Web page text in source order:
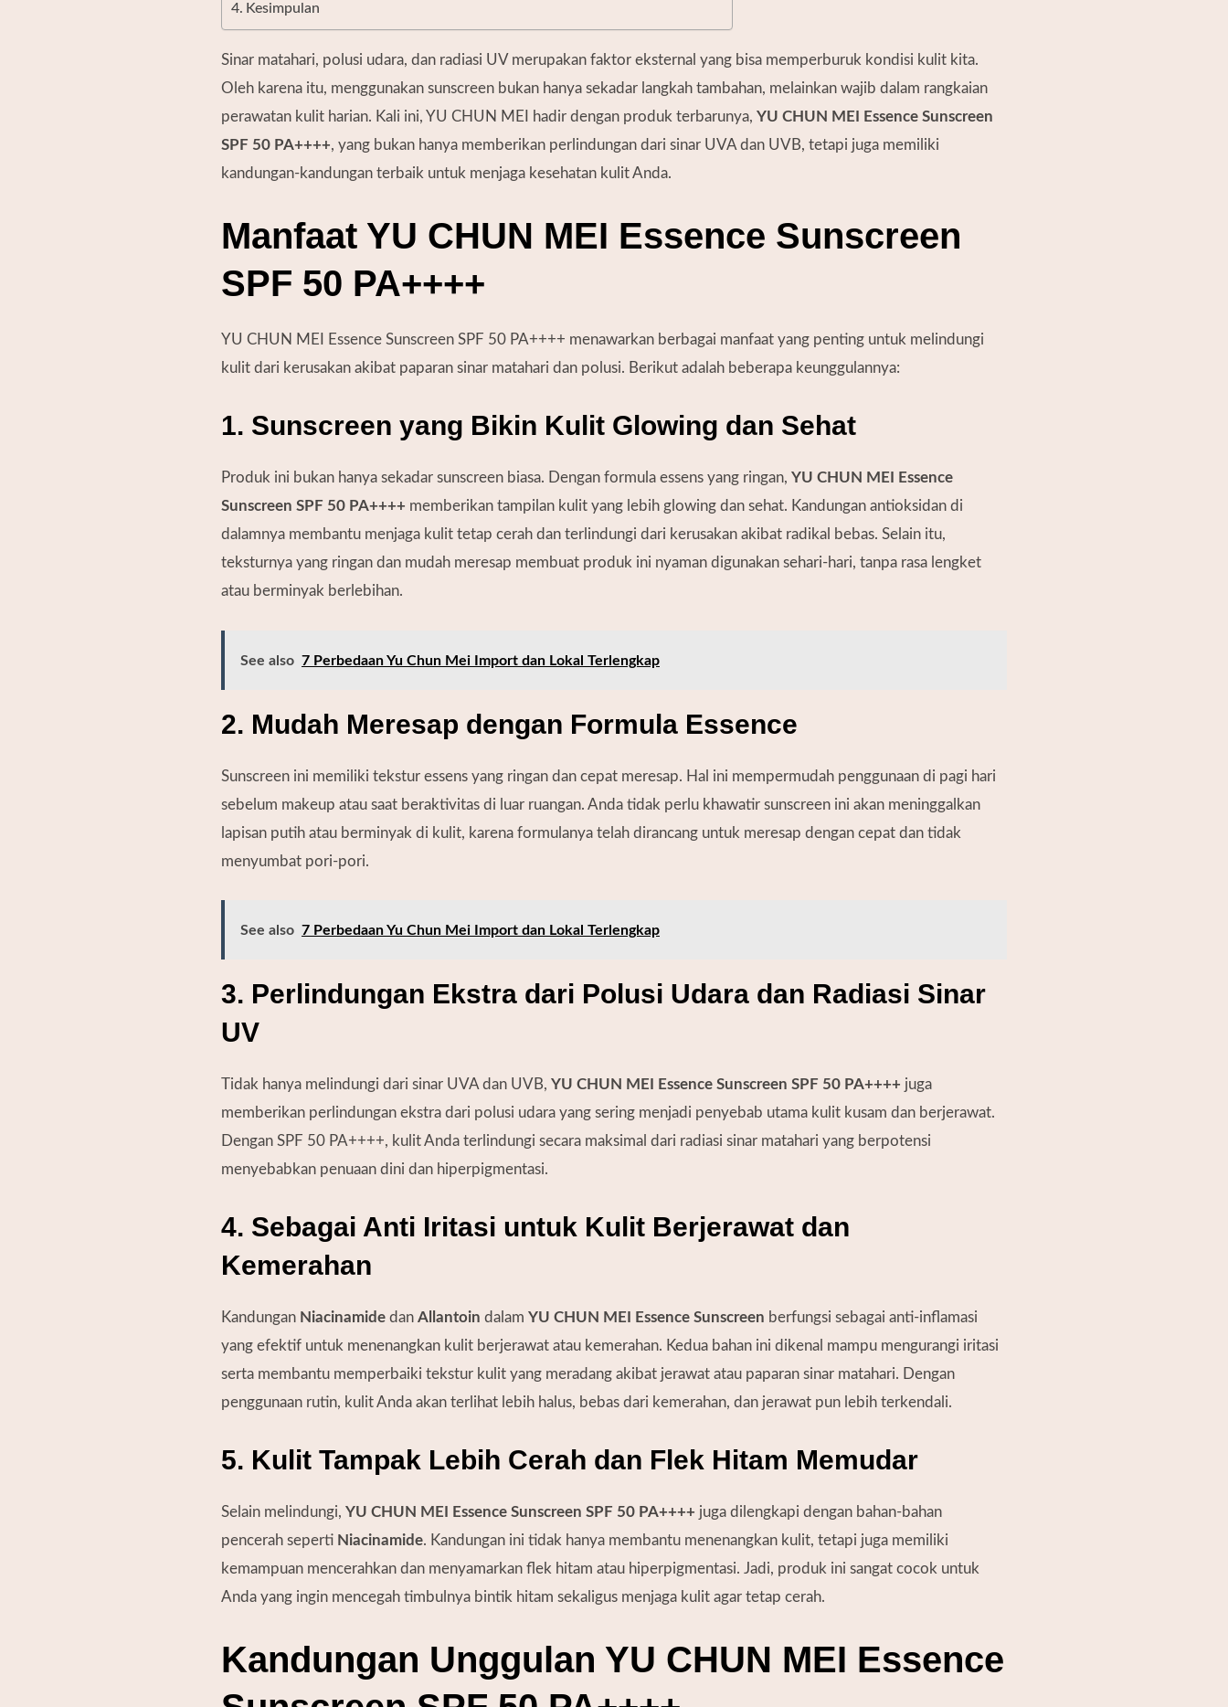
Kesimpulan
Sinar matahari, polusi udara, dan radiasi UV merupakan faktor eksternal yang bisa memperburuk kondisi kulit kita.
Oleh karena itu, menggunakan sunscreen bukan hanya sekadar langkah tambahan, melainkan wajib dalam rangkaian
perawatan kulit harian. Kali ini, YU CHUN MEI hadir dengan produk terbarunya, YU CHUN MEI Essence Sunscreen
SPF 50 PA++++, yang bukan hanya memberikan perlindungan dari sinar UVA dan UVB, tetapi juga memiliki
kandungan-kandungan terbaik untuk menjaga kesehatan kulit Anda.
Manfaat YU CHUN MEI Essence Sunscreen
SPF 50 PA++++
YU CHUN MEI Essence Sunscreen SPF 50 PA++++ menawarkan berbagai manfaat yang penting untuk melindungi
kulit dari kerusakan akibat paparan sinar matahari dan polusi. Berikut adalah beberapa keunggulannya:
1. Sunscreen yang Bikin Kulit Glowing dan Sehat
Produk ini bukan hanya sekadar sunscreen biasa. Dengan formula essens yang ringan, YU CHUN MEI Essence
Sunscreen SPF 50 PA++++ memberikan tampilan kulit yang lebih glowing dan sehat. Kandungan antioksidan di
dalamnya membantu menjaga kulit tetap cerah dan terlindungi dari kerusakan akibat radikal bebas. Selain itu,
teksturnya yang ringan dan mudah meresap membuat produk ini nyaman digunakan sehari-hari, tanpa rasa lengket
atau berminyak berlebihan.
See also 7 Perbedaan Yu Chun Mei Import dan Lokal Terlengkap
2. Mudah Meresap dengan Formula Essence
Sunscreen ini memiliki tekstur essens yang ringan dan cepat meresap. Hal ini mempermudah penggunaan di pagi hari
sebelum makeup atau saat beraktivitas di luar ruangan. Anda tidak perlu khawatir sunscreen ini akan meninggalkan
lapisan putih atau berminyak di kulit, karena formulanya telah dirancang untuk meresap dengan cepat dan tidak
menyumbat pori-pori.
See also 7 Perbedaan Yu Chun Mei Import dan Lokal Terlengkap
3. Perlindungan Ekstra dari Polusi Udara dan Radiasi Sinar
UV
Tidak hanya melindungi dari sinar UVA dan UVB, YU CHUN MEI Essence Sunscreen SPF 50 PA++++ juga
memberikan perlindungan ekstra dari polusi udara yang sering menjadi penyebab utama kulit kusam dan berjerawat.
Dengan SPF 50 PA++++, kulit Anda terlindungi secara maksimal dari radiasi sinar matahari yang berpotensi
menyebabkan penuaan dini dan hiperpigmentasi.
4. Sebagai Anti Iritasi untuk Kulit Berjerawat dan
Kemerahan
Kandungan Niacinamide dan Allantoin dalam YU CHUN MEI Essence Sunscreen berfungsi sebagai anti-inflamasi
yang efektif untuk menenangkan kulit berjerawat atau kemerahan. Kedua bahan ini dikenal mampu mengurangi iritasi
serta membantu memperbaiki tekstur kulit yang meradang akibat jerawat atau paparan sinar matahari. Dengan
penggunaan rutin, kulit Anda akan terlihat lebih halus, bebas dari kemerahan, dan jerawat pun lebih terkendali.
5. Kulit Tampak Lebih Cerah dan Flek Hitam Memudar
Selain melindungi, YU CHUN MEI Essence Sunscreen SPF 50 PA++++ juga dilengkapi dengan bahan-bahan
pencerah seperti Niacinamide. Kandungan ini tidak hanya membantu menenangkan kulit, tetapi juga memiliki
kemampuan mencerahkan dan menyamarkan flek hitam atau hiperpigmentasi. Jadi, produk ini sangat cocok untuk
Anda yang ingin mencegah timbulnya bintik hitam sekaligus menjaga kulit agar tetap cerah.
Kandungan Unggulan YU CHUN MEI Essence